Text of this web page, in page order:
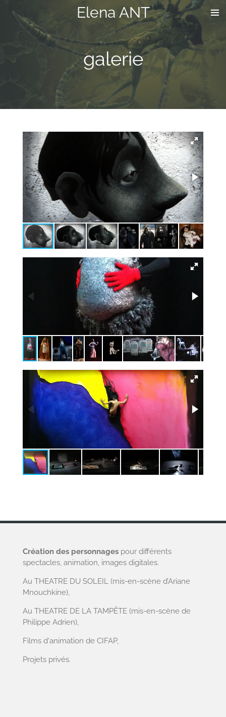
Passer
contenu
Elena ANT
galerie
Création des personnagespour différents
spectacles, animation, images digitales.
Au THEATRE DU SOLEIL (mis-en-scène d’Ariane
Mnouchkine),
Au THEATRE DE LA TAMPÊTE (mis-en-scène de
Philippe Adrien),
Films d'animation de CIFAP,
Projets privés.